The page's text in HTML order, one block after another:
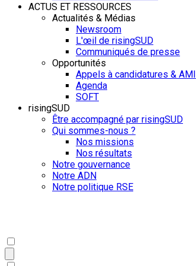
ACTUS ET RESSOURCES
Actualités & Médias
Newsroom
L'œil de risingSUD
Communiqués de presse
Opportunités
Appels à candidatures & AMI
Agenda
SOFT
risingSUD
Être accompagné par risingSUD
Qui sommes-nous ?
Nos missions
Nos résultats
Notre gouvernance
Notre ADN
Notre politique RSE